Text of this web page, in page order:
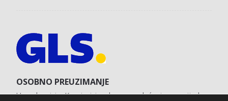
OSOBNO PREUZIMANJE
U poslovnici u Koprivnici s obvezom plaćanja unaprijed